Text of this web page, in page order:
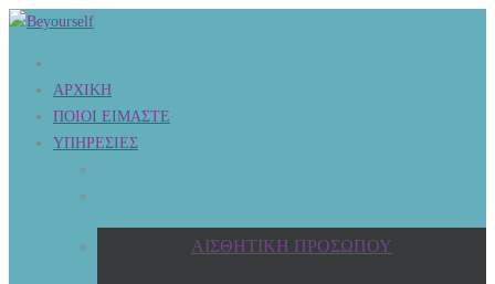
ΑΡΧΙΚΗ
ΠΟΙΟΙ ΕΙΜΑΣΤΕ
ΥΠΗΡΕΣΙΕΣ
ΑΙΣΘΗΤΙΚΗ ΠΡΟΣΩΠΟΥ